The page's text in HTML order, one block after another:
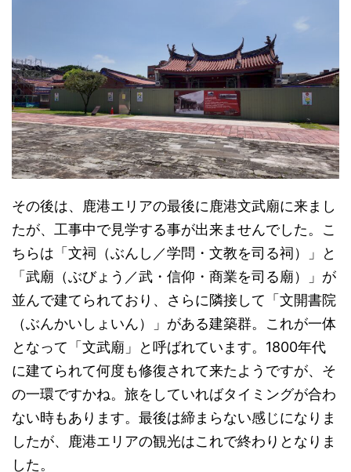
その後は、鹿港エリアの最後に鹿港文武廟に来まし
たが、工事中で見学する事が出来ませんでした。こ
ちらは「文祠（ぶんし／学問・文教を司る祠）」と
「武廟（ぶびょう／武・信仰・商業を司る廟）」が
並んで建てられており、さらに隣接して「文開書院
（ぶんかいしょいん）」がある建築群。これが一体
となって「文武廟」と呼ばれています。1800年代
に建てられて何度も修復されて来たようですが、そ
の一環ですかね。旅をしていればタイミングが合わ
ない時もあります。最後は締まらない感じになりま
したが、鹿港エリアの観光はこれで終わりとなりま
した。